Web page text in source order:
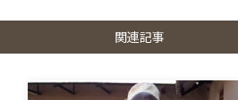
関連記事